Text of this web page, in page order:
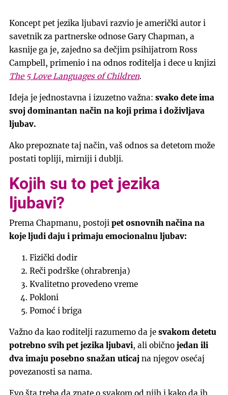
Koncept pet jezika ljubavi razvio je američki autor i
savetnik za partnerske odnose Gary Chapman, a
kasnije ga je, zajedno sa dečjim psihijatrom Ross
Campbell, primenio i na odnos roditelja i dece u knjizi
The 5 Love Languages of Children.
Ideja je jednostavna i izuzetno važna: svako dete ima
svoj dominantan način na koji prima i doživljava
ljubav.
Ako prepoznate taj način, vaš odnos sa detetom može
postati topliji, mirniji i dublji.
Kojih su to pet jezika
ljubavi?
Prema Chapmanu, postoji pet osnovnih načina na
koje ljudi daju i primaju emocionalnu ljubav:
Fizički dodir
Reči podrške (ohrabrenja)
Kvalitetno provedeno vreme
Pokloni
Pomoć i briga
Važno da kao roditelji razumemo da je svakom detetu
potrebno svih pet jezika ljubavi, ali obično jedan ili
dva imaju posebno snažan uticaj na njegov osećaj
povezanosti sa nama.